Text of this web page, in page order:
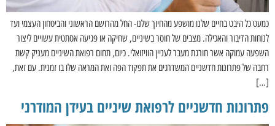
כמעט כל היבט בחיים שלנו מושפע מהחיוך שלנו- החל מהרושם הראשוני והביטחון העצמי ועד
לנוחות הדיבור והאכילה. מצבים של חוסר בשיניים, שחיקה או פגיעה אסתטית עשויים ליצור
השפעה עמוקה אשר חורגת מעבר לעניין הוויזואלי. כיום, תחום רפואת השיניים מעניק קשת
רחבה של פתרונות חדשניים המשדרגים את תפקוד הפה ואת המראה שלו בו זמנית. עם זאת,
[…]
פתרונות חדשניים לרפואת שיניים בעידן המודרני